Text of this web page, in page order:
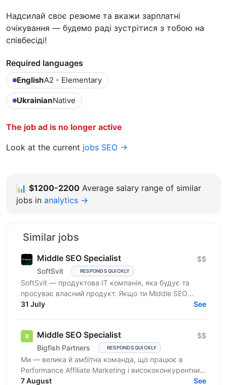
Надсилай своє резюме та вкажи зарплатні
очікування — будемо раді зустрітися з тобою на
співбесіді!
Required languages
EnglishA2 - Elementary
UkrainianNative
The job ad is no longer active
Look at the current jobs SEO →
📊 $1200-2200 Average salary range of similar
jobs in analytics →
Similar jobs
Middle SEO Specialist
SoftSvit RESPONDS QUICKLY
$$
SoftSvit — продуктова IT компанія, яка будує та
просуває власний продукт. Якщо ти Middle SEO
Specialist і шукаєш місце, де можна реально
31 July See
Middle SEO Specialist
Bigfish Partners RESPONDS QUICKLY
$$
Ми — велика й амбітна команда, що працює в
Performance Affiliate Marketing і висококонкурентних
нішах на Tier 1-3 ринках. Ми швидко розвиваємося
7 August See